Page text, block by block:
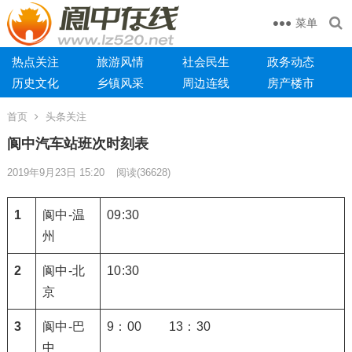
菜单
热点关注 旅游风情 社会民生
政务动态
历史文化
乡镇风采 周边连线 房产楼市
首页 头条关注
阆中汽车站班次时刻表
2019年9月23日 15:20 阅读(36628)
1
阆中-温
州
09:30
2
阆中-北
京
10:30
3
阆中-巴
中
9：00 13：30